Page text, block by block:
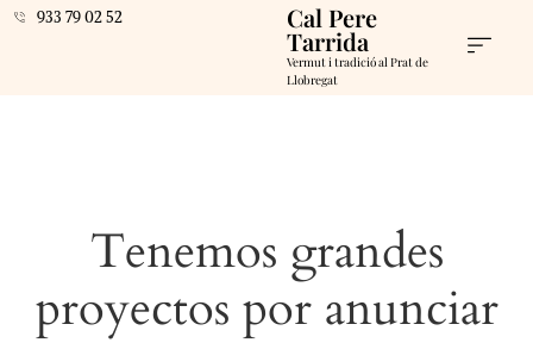
933 79 02 52 Cal Pere
Tarrida
Vermut i tradició al Prat de
Llobregat
Tenemos grandes
proyectos por anunciar